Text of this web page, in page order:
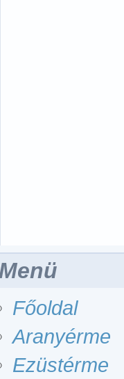
Főoldal
Aranyérme
Ezüstérme